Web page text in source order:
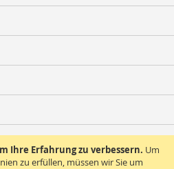
Ihre Erfahrung zu verbessern. Um
zu erfüllen, müssen wir Sie um